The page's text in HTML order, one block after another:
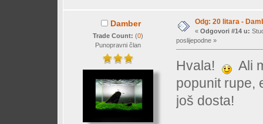
Damber
Trade Count: (0)
Punopravni član
Odg: 20 litara -
« Odgovori #14 u:
poslijepodne »
Hvala!
Ali
popunit rupe,
još dosta!